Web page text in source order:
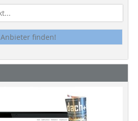
Anbieter finden!